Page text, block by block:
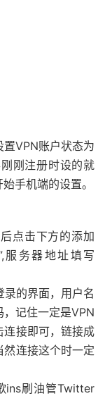
VPN账户状态为
刚注册时设的就
手机端的设置。
点击下方的添加
服务器地址填写
的界面，用户名
记住一定是VPN
连接即可，链接成
连接这个时一定
ins刷油管Twitter